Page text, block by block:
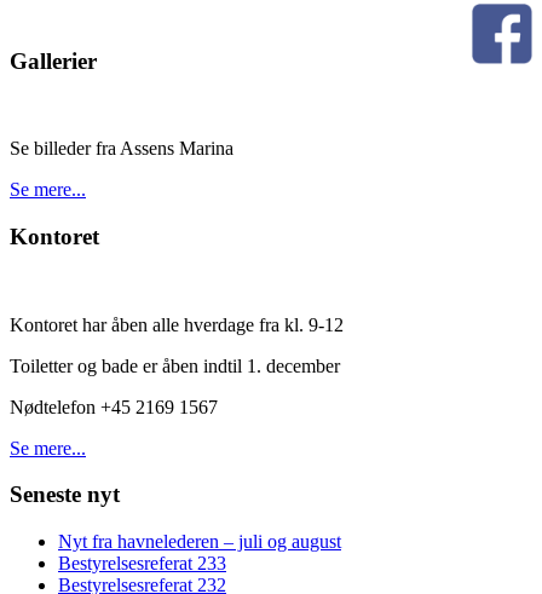
Gallerier
Se billeder fra Assens Marina
Se mere...
Kontoret
Kontoret har åben alle hverdage fra kl. 9-12
Toiletter og bade er åben indtil 1. december
Nødtelefon +45 2169 1567
Se mere...
Seneste nyt
Nyt fra havnelederen – juli og august
Bestyrelsesreferat 233
Bestyrelsesreferat 232